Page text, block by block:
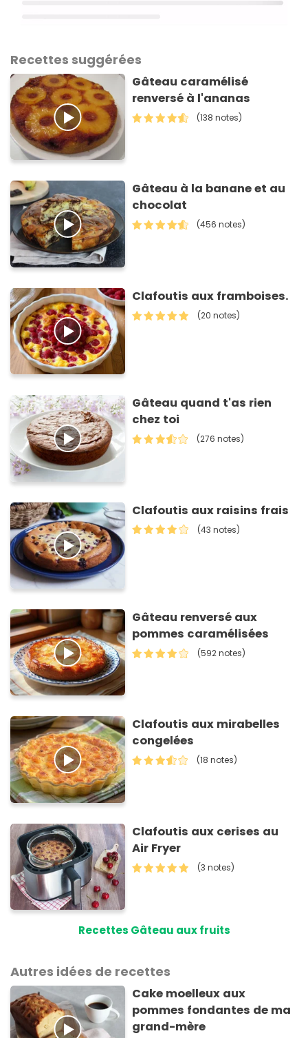
Recettes suggérées
Gâteau caramélisé
renversé à l'ananas
(138 notes)
Gâteau à la banane et au
chocolat
(456 notes)
Clafoutis aux framboises.
(20 notes)
Gâteau quand t'as rien
chez toi
(276 notes)
Clafoutis aux raisins frais
(43 notes)
Gâteau renversé aux
pommes caramélisées
(592 notes)
Clafoutis aux mirabelles
congelées
(18 notes)
Clafoutis aux cerises au
Air Fryer
(3 notes)
Recettes Gâteau aux fruits
Autres idées de recettes
Cake moelleux aux
pommes fondantes de ma
grand-mère